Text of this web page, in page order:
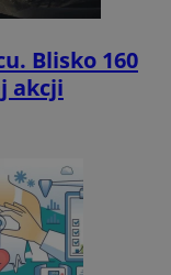
Blisko 160
akcji